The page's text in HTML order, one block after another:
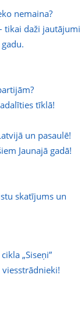
nemaina?
tikai daži jautājumi
tīklā!
un pasaulē!
Jaunajā gadā!
skatījums un
„Siseņi”